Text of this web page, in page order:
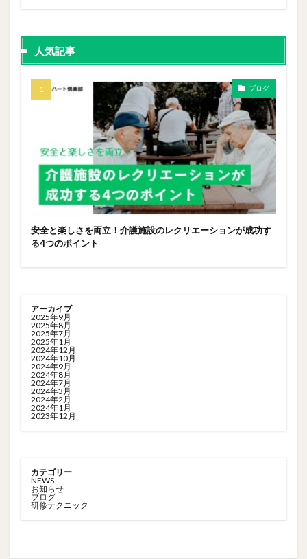
人気記事
ブログ
安全と楽しさを両立！介護施設のレクリエーションが成功す
る4つのポイント
アーカイブ
2025年9月
2025年8月
2025年7月
2025年1月
2024年12月
2024年10月
2024年9月
2024年8月
2024年7月
2024年3月
2024年2月
2024年1月
2023年12月
カテゴリー
NEWS
お知らせ
ブログ
研修テクニック